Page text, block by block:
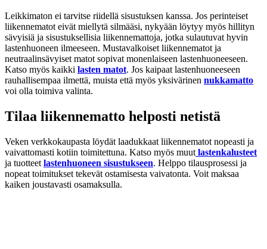
Leikkimaton ei tarvitse riidellä sisustuksen kanssa. Jos perinteiset
liikennematot eivät miellytä silmääsi, nykyään löytyy myös hillityn
sävyisiä ja sisustuksellisia liikennemattoja, jotka sulautuvat hyvin
lastenhuoneen ilmeeseen. Mustavalkoiset liikennematot ja
neutraalinsävyiset matot sopivat monenlaiseen lastenhuoneeseen.
Katso myös kaikki lasten matot. Jos kaipaat lastenhuoneeseen
rauhallisempaa ilmettä, muista että myös yksivärinen nukkamatto
voi olla toimiva valinta.
Tilaa liikennematto helposti netistä
Veken verkkokaupasta löydät laadukkaat liikennematot nopeasti ja
vaivattomasti kotiin toimitettuna. Katso myös muut lastenkalusteet
ja tuotteet lastenhuoneen sisustukseen. Helppo tilausprosessi ja
nopeat toimitukset tekevät ostamisesta vaivatonta. Voit maksaa
kaiken joustavasti osamaksulla.